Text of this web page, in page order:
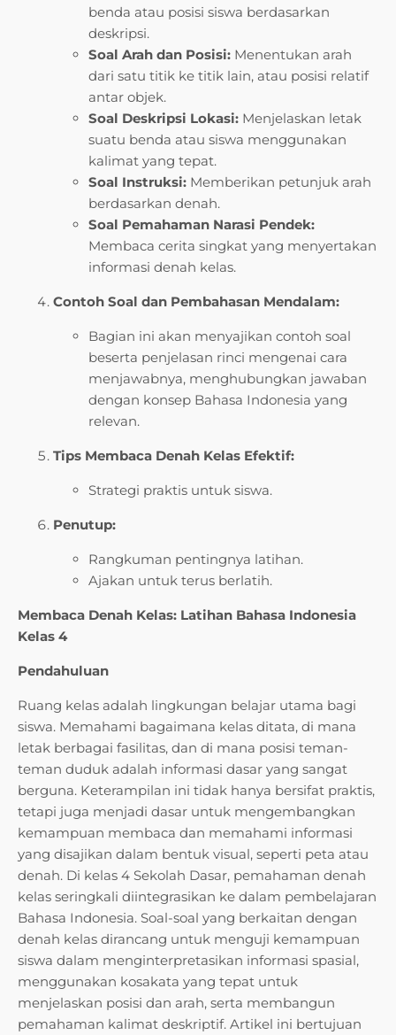
benda atau posisi siswa berdasarkan
deskripsi.
Soal Arah dan Posisi: Menentukan arah
dari satu titik ke titik lain, atau posisi relatif
antar objek.
Soal Deskripsi Lokasi: Menjelaskan letak
suatu benda atau siswa menggunakan
kalimat yang tepat.
Soal Instruksi: Memberikan petunjuk arah
berdasarkan denah.
Soal Pemahaman Narasi Pendek:
Membaca cerita singkat yang menyertakan
informasi denah kelas.
Contoh Soal dan Pembahasan Mendalam:
Bagian ini akan menyajikan contoh soal
beserta penjelasan rinci mengenai cara
menjawabnya, menghubungkan jawaban
dengan konsep Bahasa Indonesia yang
relevan.
Tips Membaca Denah Kelas Efektif:
Strategi praktis untuk siswa.
Penutup:
Rangkuman pentingnya latihan.
Ajakan untuk terus berlatih.
Membaca Denah Kelas: Latihan Bahasa Indonesia
Kelas 4
Pendahuluan
Ruang kelas adalah lingkungan belajar utama bagi
siswa. Memahami bagaimana kelas ditata, di mana
letak berbagai fasilitas, dan di mana posisi teman-
teman duduk adalah informasi dasar yang sangat
berguna. Keterampilan ini tidak hanya bersifat praktis,
tetapi juga menjadi dasar untuk mengembangkan
kemampuan membaca dan memahami informasi
yang disajikan dalam bentuk visual, seperti peta atau
denah. Di kelas 4 Sekolah Dasar, pemahaman denah
kelas seringkali diintegrasikan ke dalam pembelajaran
Bahasa Indonesia. Soal-soal yang berkaitan dengan
denah kelas dirancang untuk menguji kemampuan
siswa dalam menginterpretasikan informasi spasial,
menggunakan kosakata yang tepat untuk
menjelaskan posisi dan arah, serta membangun
pemahaman kalimat deskriptif. Artikel ini bertujuan